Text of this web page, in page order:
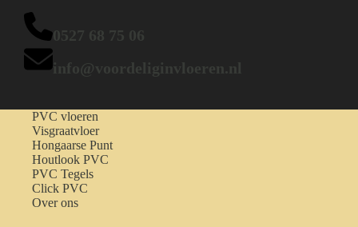
0527 68 75 06
info@voordeliginvloeren.nl
PVC vloeren
Visgraatvloer
Hongaarse Punt
Houtlook PVC
PVC Tegels
Click PVC
Over ons